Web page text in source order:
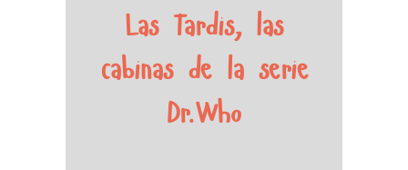
Las Tardis, las
cabinas de la serie
Dr.Who